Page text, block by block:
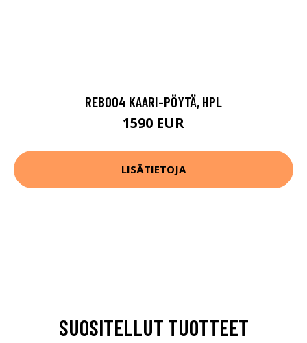
REB004 KAARI-PÖYTÄ, HPL
1590 EUR
LISÄTIETOJA
SUOSITELLUT TUOTTEET